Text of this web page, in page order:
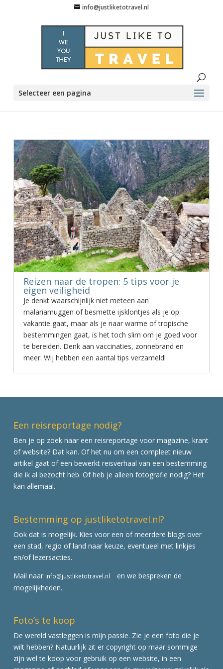
info@justliketotravel.nl
Selecteer een pagina
Reizen naar de tropen: 5 tips voor je
eigen veiligheid
Je denkt waarschijnlijk niet meteen aan
malariamuggen of besmette ijsklontjes als je op
vakantie gaat, maar als je naar warme of tropische
bestemmingen gaat, is het toch slim om je goed voor
te bereiden. Denk aan vaccinaties, zonnebrand en
meer. Wij hebben een aantal tips verzameld!
Een reisreportage nodig?
Ben je op zoek naar een reisreportage voor magazine, krant
of website? Dat kan. Of het nu om een compleet nieuw
artikel gaat of een bewerkt reisverhaal van een bestemming
die ik al bezocht heb. Of heb je alleen fotografie nodig? Het
kan allemaal.
Bestemming op justliketotravel.nl?
Ook dat is mogelijk. Kies voor een of meerdere blogs over
een stad, regio of land naar keuze, eventueel met linkjes
en/of lezersacties.
Mail naar info@justliketotravel.nl
en we bespreken de
mogelijkheden.
Foto’s te koop
De wereld vastleggen is mijn passie. Zie je een foto die je
wilt hebben? Natuurlijk zit er copyright op maar sommige
zijn wel te koop voor gebruik op een website, in een